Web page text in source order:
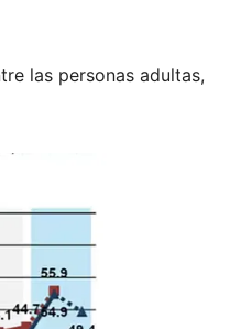
las personas adultas,